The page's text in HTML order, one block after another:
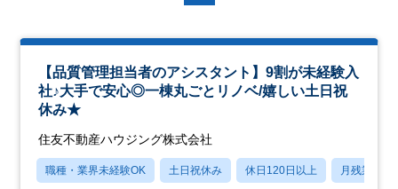
【品質管理担当者のアシスタント】9割が未経験入
社♪大手で安心◎一棟丸ごとリノベ/嬉しい土日祝
休み★
住友不動産ハウジング株式会社
職種・業界未経験OK 土日祝休み 休日120日以上 月残業20